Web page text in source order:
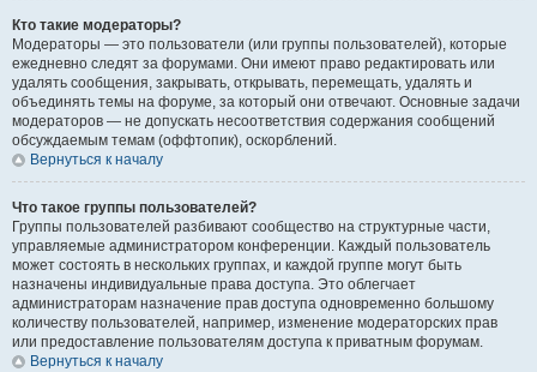
Кто такие модераторы?
Модераторы — это пользователи (или группы пользователей), которые
ежедневно следят за форумами. Они имеют право редактировать или
удалять сообщения, закрывать, открывать, перемещать, удалять и
объединять темы на форуме, за который они отвечают. Основные задачи
модераторов — не допускать несоответствия содержания сообщений
обсуждаемым темам (оффтопик), оскорблений.
Вернуться к началу
Что такое группы пользователей?
Группы пользователей разбивают сообщество на структурные части,
управляемые администратором конференции. Каждый пользователь
может состоять в нескольких группах, и каждой группе могут быть
назначены индивидуальные права доступа. Это облегчает
администраторам назначение прав доступа одновременно большому
количеству пользователей, например, изменение модераторских прав
или предоставление пользователям доступа к приватным форумам.
Вернуться к началу